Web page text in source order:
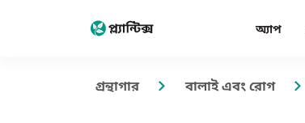
অ্যাপ
গ্রন্থাগার বালাই এবং রোগ